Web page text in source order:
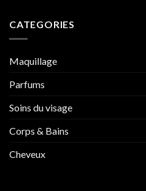
CATEGORIES
Maquillage
Parfums
Soins du visage
Corps & Bains
Cheveux